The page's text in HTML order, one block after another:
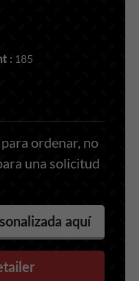
: 185
ordenar, no
una solicitud
aquí